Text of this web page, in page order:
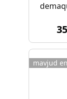
mavjud